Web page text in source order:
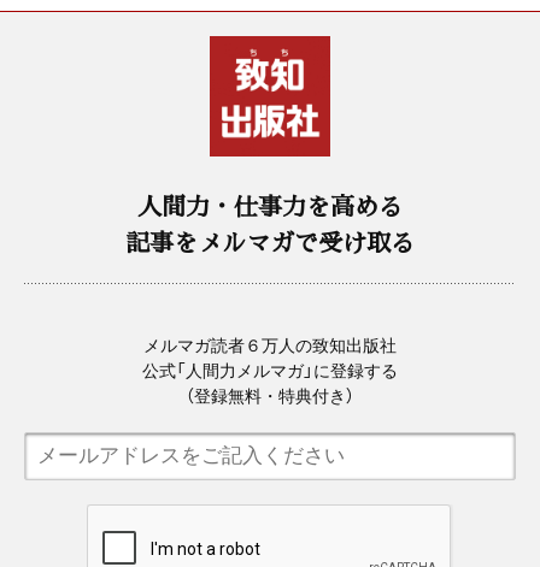
人間力・仕事力を高める
記事をメルマガで受け取る
メルマガ読者６万人の致知出版社
公式「人間力メルマガ」に登録する
（登録無料・特典付き）